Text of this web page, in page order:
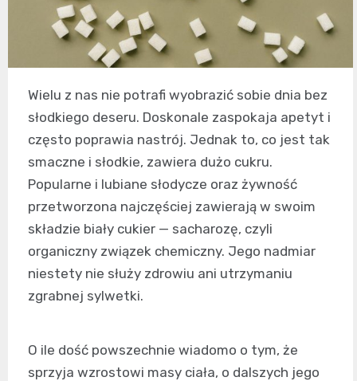
Wielu z nas nie potrafi wyobrazić sobie dnia bez
słodkiego deseru. Doskonale zaspokaja apetyt i
często poprawia nastrój. Jednak to, co jest tak
smaczne i słodkie, zawiera dużo cukru.
Popularne i lubiane słodycze oraz żywność
przetworzona najczęściej zawierają w swoim
składzie biały cukier — sacharozę, czyli
organiczny związek chemiczny. Jego nadmiar
niestety nie służy zdrowiu ani utrzymaniu
zgrabnej sylwetki.
O ile dość powszechnie wiadomo o tym, że
sprzyja wzrostowi masy ciała, o dalszych jego